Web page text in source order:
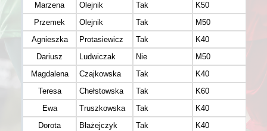
Marzena
Olejnik Tak
K50
Przemek
Olejnik Tak
M50
Agnieszka
Protasiewicz Tak
K40
Dariusz
Ludwiczak Nie
M50
Magdalena
Czajkowska Tak
K40
Teresa
Chełstowska Tak
K60
Ewa
Truszkowska Tak
K40
Dorota
Błażejczyk Tak
K40